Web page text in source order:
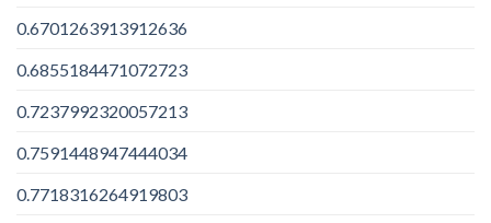
0.6701263913912636
0.6855184471072723
0.7237992320057213
0.7591448947444034
0.7718316264919803